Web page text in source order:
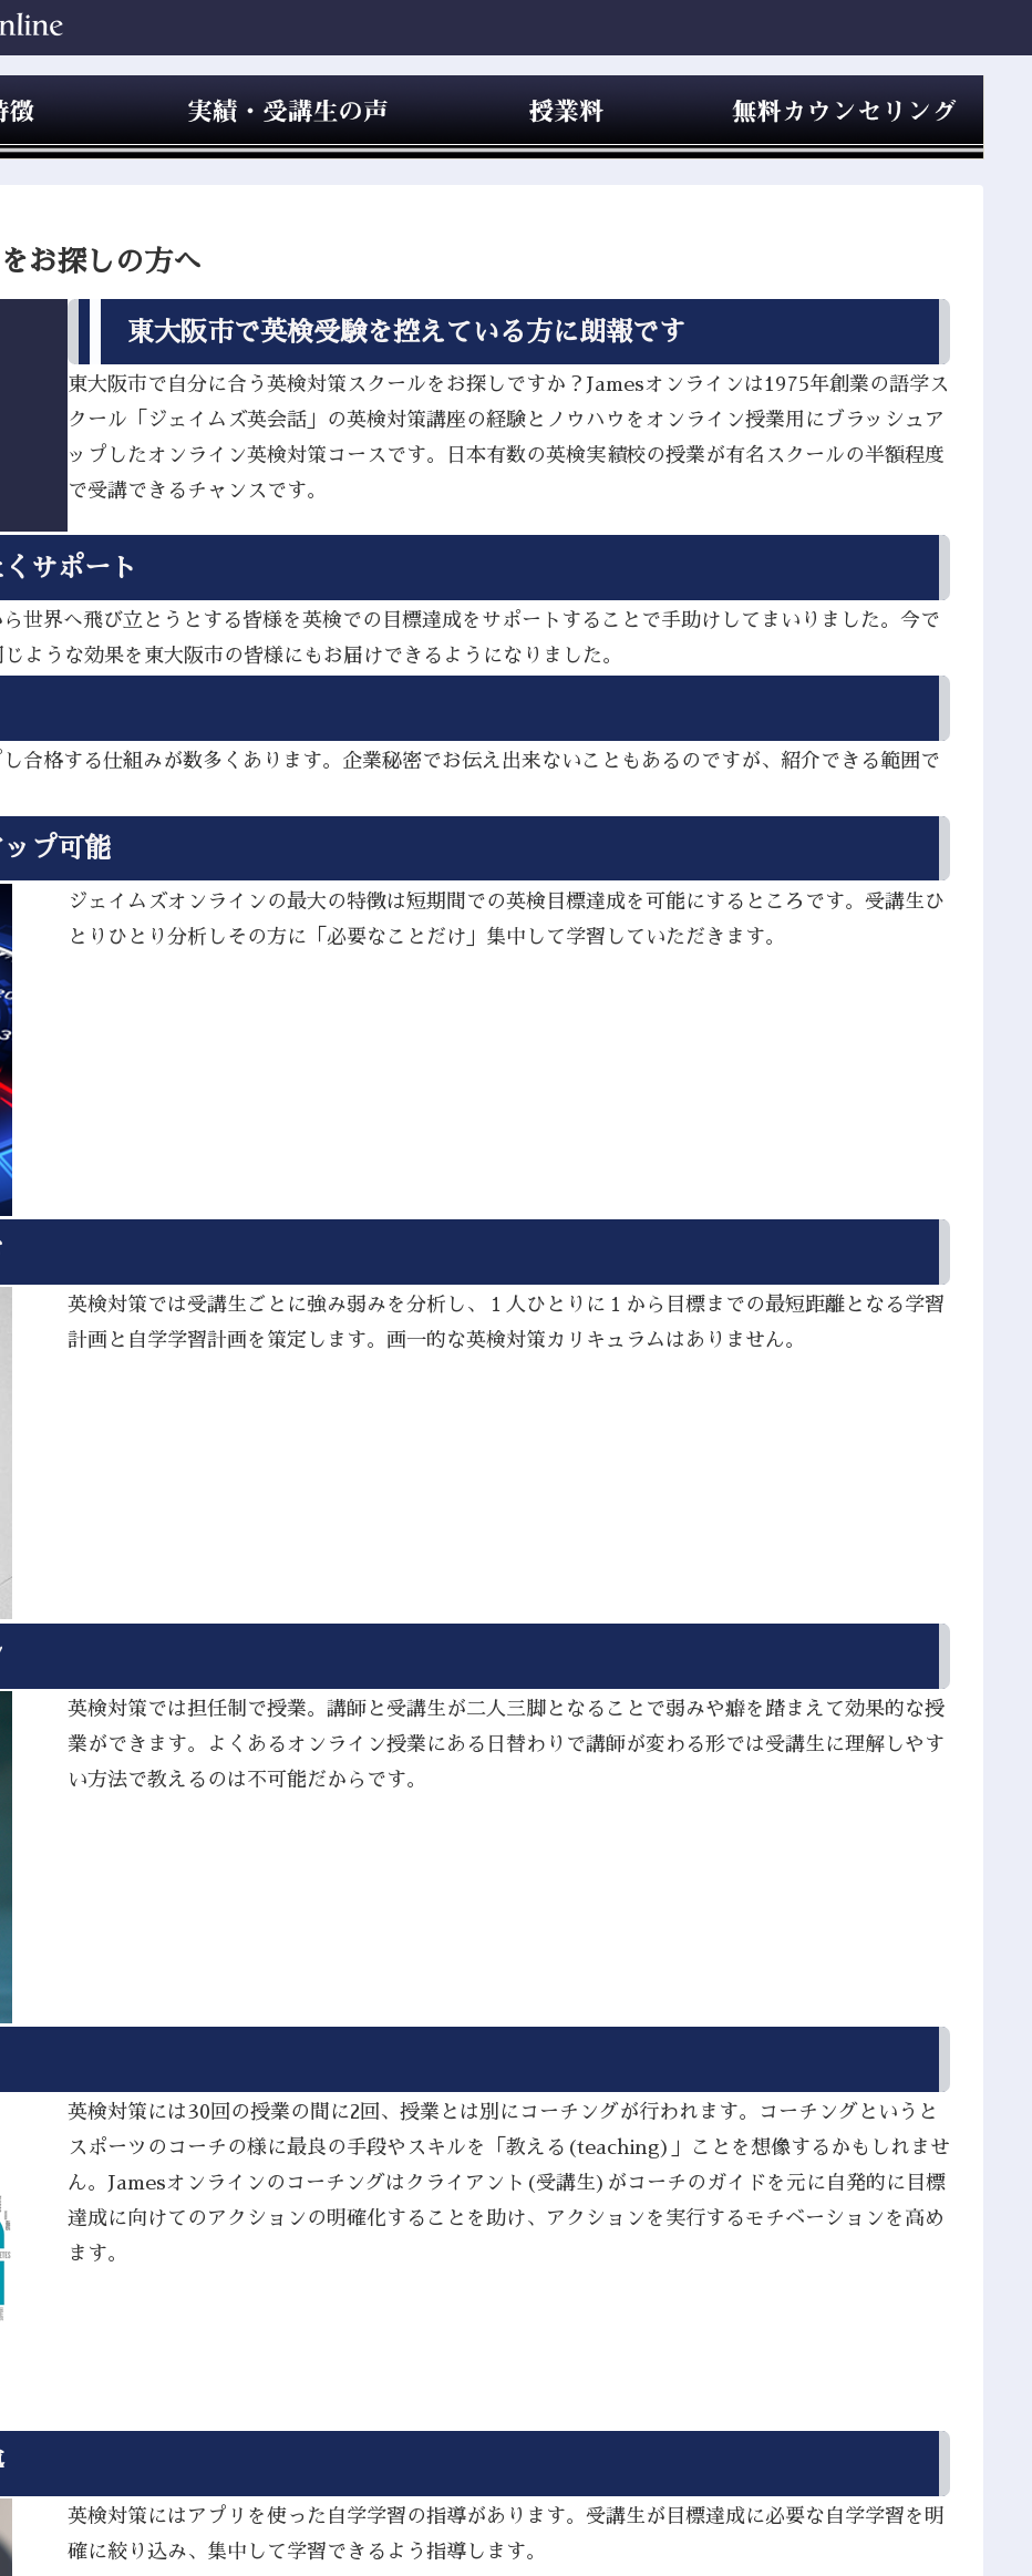
お探しの方へ
東大阪市で英検受験を控えている方に朗報です
東大阪市で自分に合う英検対策スクールをお探しですか？Jamesオンラインは1975年創業の語学ス
クール「ジェイムズ英会話」の英検対策講座の経験とノウハウをオンライン授業用にブラッシュア
ップしたオンライン英検対策コースです。日本有数の英検実績校の授業が有名スクールの半額程度
で受講できるチャンスです。
サポート
世界へ飛び立とうとする皆様を英検での目標達成をサポートすることで手助けしてまいりました。今で
ような効果を東大阪市の皆様にもお届けできるようになりました。
合格する仕組みが数多くあります。企業秘密でお伝え出来ないこともあるのですが、紹介できる範囲で
プ可能
ジェイムズオンラインの最大の特徴は短期間での英検目標達成を可能にするところです。受講生ひ
とりひとり分析しその方に「必要なことだけ」集中して学習していただきます。
英検対策では受講生ごとに強み弱みを分析し、１人ひとりに１から目標までの最短距離となる学習
計画と自学学習計画を策定します。画一的な英検対策カリキュラムはありません。
英検対策では担任制で授業。講師と受講生が二人三脚となることで弱みや癖を踏まえて効果的な授
業ができます。よくあるオンライン授業にある日替わりで講師が変わる形では受講生に理解しやす
い方法で教えるのは不可能だからです。
英検対策には30回の授業の間に2回、授業とは別にコーチングが行われます。コーチングというと
スポーツのコーチの様に最良の手段やスキルを「教える(teaching)」ことを想像するかもしれませ
ん。Jamesオンラインのコーチングはクライアント(受講生)がコーチのガイドを元に自発的に目標
達成に向けてのアクションの明確化することを助け、アクションを実行するモチベーションを高め
ます。
英検対策にはアプリを使った自学学習の指導があります。受講生が目標達成に必要な自学学習を明
確に絞り込み、集中して学習できるよう指導します。